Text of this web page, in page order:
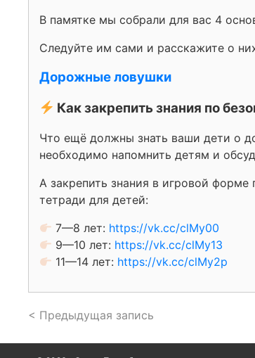
В памятке мы собрали для вас 4
Следуйте им сами и расскажите о
Дорожные ловушки
Как закрепить знания по
Что ещё должны знать ваши дети о
необходимо напомнить детям и
А закрепить знания в игровой форме
тетради для детей:
7—8 лет: https://vk.cc/clMy00
9—10 лет: https://vk.cc/clMy13
11—14 лет: https://vk.cc/clMy2p
< Предыдущая запись